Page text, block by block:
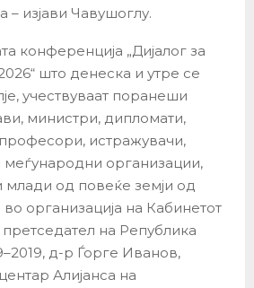
– изјави Чавушоглу.
конференција „Дијалог за
што денеска и утре се
учествуваат поранеши
министри, дипломати,
истражувачи,
меѓународни организации,
од повеќе земји од
во организација на Кабинетот
на Република
д-р Ѓорге Иванов,
Алијанса на